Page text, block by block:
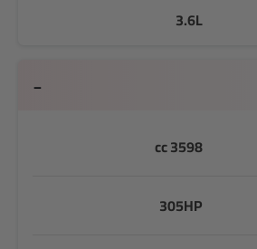
3.6L
3598 cc
305HP